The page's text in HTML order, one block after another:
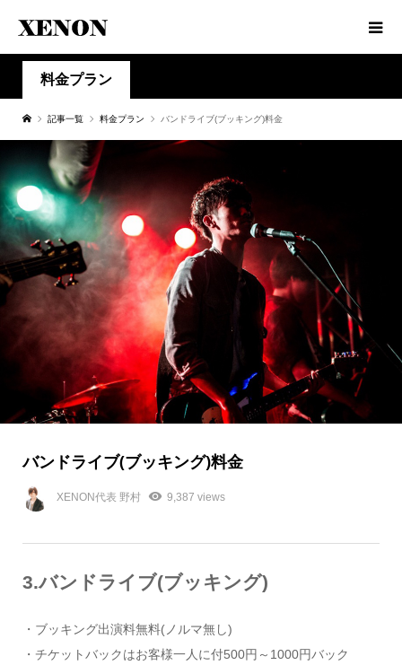
料金プラン
記事一覧 料金プラン バンドライブ(ブッキング)料金
バンドライブ(ブッキング)料金
XENON代表 野村 9,387 views
3.バンドライブ(ブッキング)
・ブッキング出演料無料(ノルマ無し)
・チケットバックはお客様一人に付500円～1000円バック